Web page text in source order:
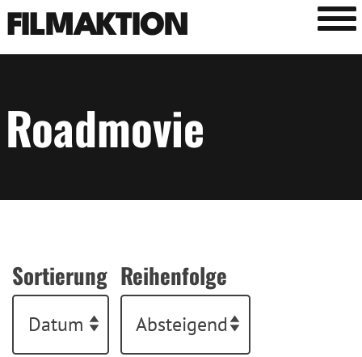
FILMAKTION
Roadmovie
Sortierung Reihenfolge